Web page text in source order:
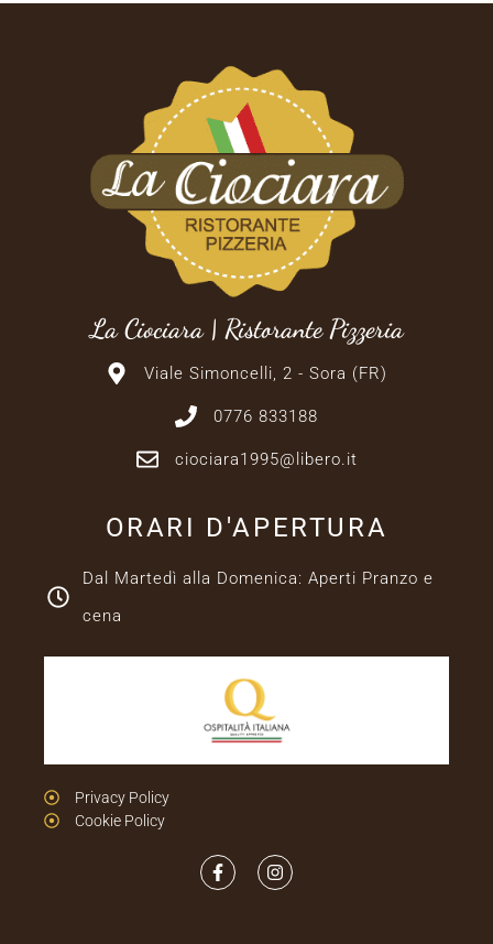
La Ciociara | Ristorante Pizzeria
Viale Simoncelli, 2 - Sora (FR)
0776 833188
ciociara1995@libero.it
ORARI D'APERTURA
Dal Martedì alla Domenica: Aperti Pranzo e
cena
Privacy Policy
Cookie Policy